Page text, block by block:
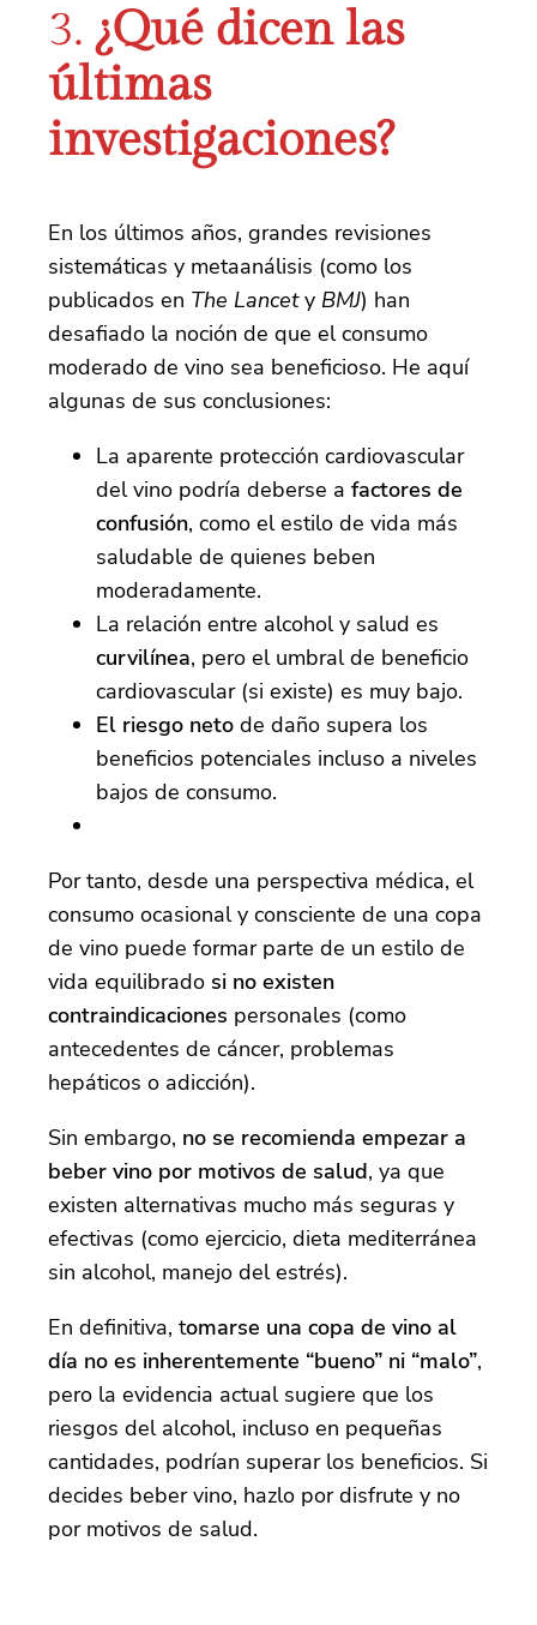
3. ¿Qué dicen las
últimas
investigaciones?
En los últimos años, grandes revisiones
sistemáticas y metaanálisis (como los
publicados en The Lancety BMJ) han
desafiado la noción de que el consumo
moderado de vino sea beneficioso. He aquí
algunas de sus conclusiones:
La aparente protección cardiovascular
del vino podría deberse a factores de
confusión, como el estilo de vida más
saludable de quienes beben
moderadamente.
La relación entre alcohol y salud es
curvilínea, pero el umbral de beneficio
cardiovascular (si existe) es muy bajo.
El riesgo neto de daño supera los
beneficios potenciales incluso a niveles
bajos de consumo.
Por tanto, desde una perspectiva médica, el
consumo ocasional y consciente de una copa
de vino puede formar parte de un estilo de
vida equilibrado si no existen
contraindicaciones personales (como
antecedentes de cáncer, problemas
hepáticos o adicción).
Sin embargo, no se recomienda empezar a
beber vino por motivos de salud, ya que
existen alternativas mucho más seguras y
efectivas (como ejercicio, dieta mediterránea
sin alcohol, manejo del estrés).
En definitiva, tomarse una copa de vino al
día no es inherentemente “bueno” ni “malo”,
pero la evidencia actual sugiere que los
riesgos del alcohol, incluso en pequeñas
cantidades, podrían superar los beneficios. Si
decides beber vino, hazlo por disfrute y no
por motivos de salud.